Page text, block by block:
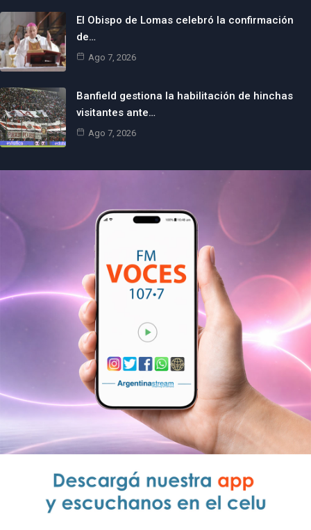
El Obispo de Lomas celebró la confirmación
de…
Ago 7, 2026
Banfield gestiona la habilitación de hinchas
visitantes ante…
Ago 7, 2026